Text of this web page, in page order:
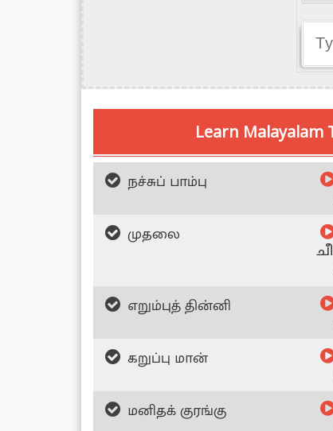
Learn
நச்சுப் பாம்பு
முதலை
எறும்புத் தின்னி
கறுப்பு மான்
மனிதக் குரங்கு